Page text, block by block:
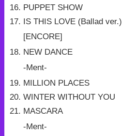
PUPPET SHOW
IS THIS LOVE (Ballad ver.)
[ENCORE]
NEW DANCE
-Ment-
MILLION PLACES
WINTER WITHOUT YOU
MASCARA
-Ment-